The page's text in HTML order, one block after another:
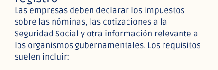
Las empresas deben declarar los impuestos
sobre las nóminas, las cotizaciones a la
Seguridad Social y otra información relevante a
los organismos gubernamentales. Los requisitos
suelen incluir: